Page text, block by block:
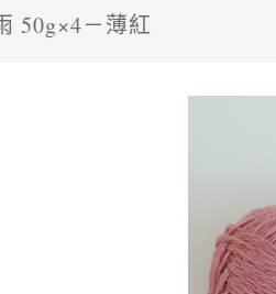
50g×4－薄紅